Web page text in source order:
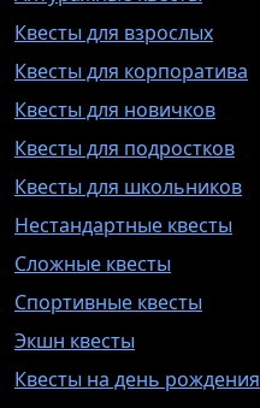
Квесты для взрослых
Квесты для корпоратива
Квесты для новичков
Квесты для подростков
Квесты для школьников
Нестандартные квесты
Сложные квесты
Спортивные квесты
Экшн квесты
Квесты на день рождения